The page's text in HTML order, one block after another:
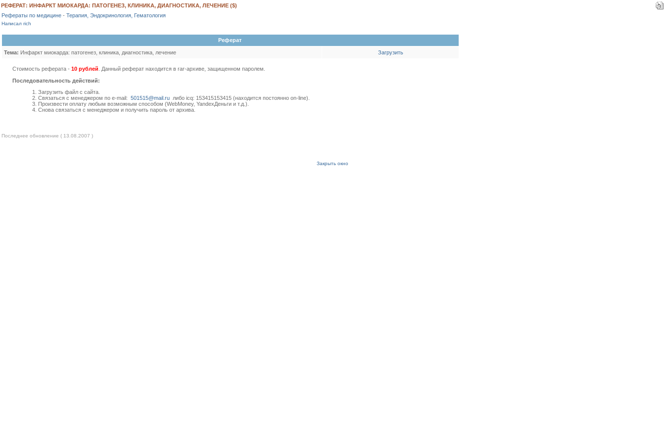
РЕФЕРАТ: ИНФАРКТ МИОКАРДА: ПАТОГЕНЕЗ, КЛИНИКА, ДИАГНОСТИКА, ЛЕЧЕНИЕ ($)
Рефераты по медицине - Терапия, Эндокринология, Гематология
Написал rich
Реферат
Тема: Инфаркт миокарда: патогенез, клиника, диагностика, лечение Загрузить
Стоимость реферата - 10 рублей . Данный реферат находится в rar-архиве, защищенном паролем.
Последовательность действий:
1. Загрузить файл с сайта.
2. Связаться с менеджером по e-mail: 501515@mail.ruлибо icq: 153415153415 (находится постоянно on-line).
3. Произвести оплату любым возможным способом (WebMoney, YandexДеньги и т.д.).
4. Снова связаться с менеджером и получить пароль от архива.
Последнее обновление ( 13.08.2007 )
Закрыть окно